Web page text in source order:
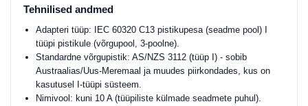
Tehnilised andmed
Adapteri tüüp: IEC 60320 C13 pistikupesa (seadme pool) I
tüüpi pistikule (võrgupool, 3-poolne).
Standardne võrgupistik: AS/NZS 3112 (tüüp I) - sobib
Austraalias/Uus-Meremaal ja muudes piirkondades, kus on
kasutusel I-tüüpi süsteem.
Nimivool: kuni 10 A (tüüpiliste külmade seadmete puhul).